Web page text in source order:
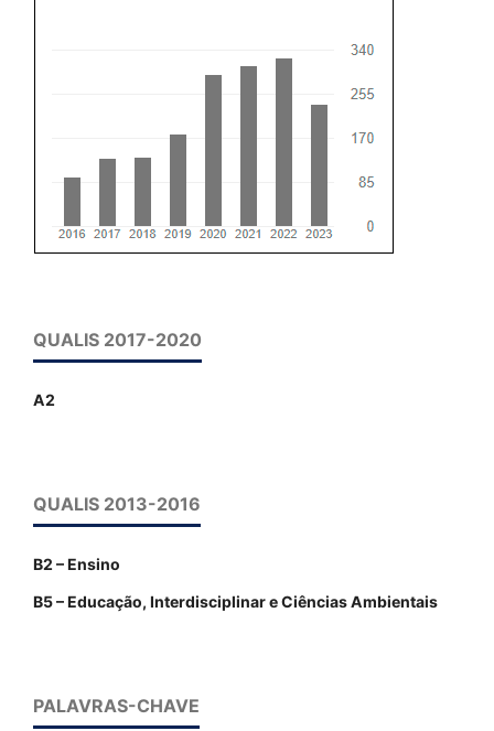
QUALIS 2017-2020
A2
QUALIS 2013-2016
B2 – Ensino
B5 – Educação, Interdisciplinar e Ciências Ambientais
PALAVRAS-CHAVE